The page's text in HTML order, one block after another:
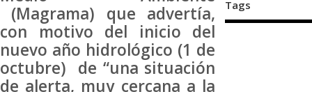
(Magrama) que advertía,
con motivo del inicio del
nuevo año hidrológico (1 de
octubre) de “una situación
de alerta, muy cercana a la
Tags